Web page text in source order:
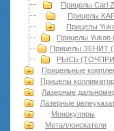
Прицелы Carl
Прицелы
Прицелы
Прицелы Yukon
Прицелы ЗЕНИТ
РЫСЬ
Прицельные
Прицелы
Лазерные
Лазерные
Монокуляры
Металлоискатели